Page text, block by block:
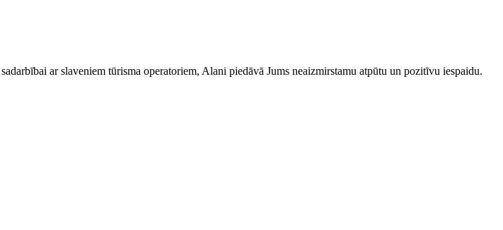
ar slaveniem tūrisma operatoriem, Alani piedāvā Jums neaizmirstamu atpūtu un pozitīvu iespaidu.